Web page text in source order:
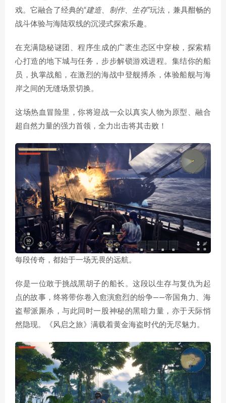
戏。它融合了经典的“建造、制作、生存”玩法，兼具酣畅的
战斗体验与海陆双线的沉浸式探索乐趣。
在充满隐秘谜团、程序生成的广袤生态区中穿梭，探索精
心打造的地下城与任务，步步解锁游戏进程。集结你的船
员，执掌战船，在激烈的海战中登舰搏杀，体验船舰与海
岸之间的无缝场景切换。
这场热血冒险里，你将迎战一众以真实人物为原型、融合
超自然力量的强力首领，全力出击将其击败！
每段传奇，都始于一场无畏的远航。
你是一位敢于挑战黑胡子的船长。这段以生存与复仇为起
点的故事，终将带你卷入愈演愈烈的纷争——帝国角力、海
盗帮派厮杀，与此同时一股神秘的黑暗力量，亦于天际悄
然隐现。《风启之旅》满载着黄金海盗时代的无尽魅力。